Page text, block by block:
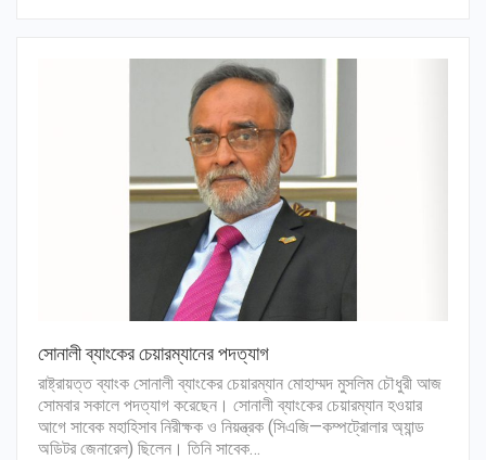
সোনালী ব্যাংকের চেয়ারম্যানের পদত্যাগ
রাষ্ট্রায়ত্ত ব্যাংক সোনালী ব্যাংকের চেয়ারম্যান মোহাম্মদ মুসলিম চৌধুরী আজ
সোমবার সকালে পদত্যাগ করেছেন। সোনালী ব্যাংকের চেয়ারম্যান হওয়ার
আগে সাবেক মহাহিসাব নিরীক্ষক ও নিয়ন্ত্রক (সিএজি—কম্পট্রোলার অ্যান্ড
অডিটর জেনারেল) ছিলেন। তিনি সাবেক…